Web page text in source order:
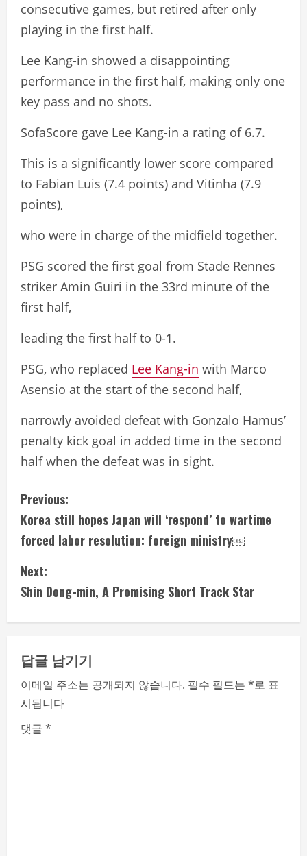
consecutive games, but retired after only
playing in the first half.
Lee Kang-in showed a disappointing
performance in the first half, making only one
key pass and no shots.
SofaScore gave Lee Kang-in a rating of 6.7.
This is a significantly lower score compared
to Fabian Luis (7.4 points) and Vitinha (7.9
points),
who were in charge of the midfield together.
PSG scored the first goal from Stade Rennes
striker Amin Guiri in the 33rd minute of the
first half,
leading the first half to 0-1.
PSG, who replaced Lee Kang-in with Marco
Asensio at the start of the second half,
narrowly avoided defeat with Gonzalo Hamus’
penalty kick goal in added time in the second
half when the defeat was in sight.
C
o
n
t
i
u
e
R
Previous:
Korea still hopes Japan will ‘respond’ to wartime
forced labor resolution: foreign ministry￼
Next:
Shin Dong-min, A Promising Short Track Star
답글 남기기
이메일 주소는 공개되지 않습니다. 필수 필드는 *로 표
시됩니다
댓글 *